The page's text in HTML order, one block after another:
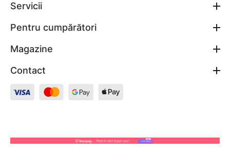
Servicii
Pentru cumpărători
Magazine
Contact